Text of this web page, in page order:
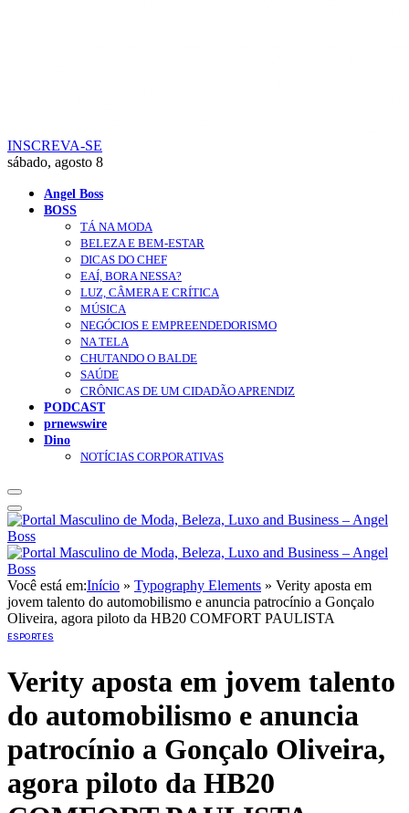
INSCREVA-SE
sábado, agosto 8
Angel Boss
BOSS
TÁ NA MODA
BELEZA E BEM-ESTAR
DICAS DO CHEF
EAÍ, BORA NESSA?
LUZ, CÂMERA E CRÍTICA
MÚSICA
NEGÓCIOS E EMPREENDEDORISMO
NA TELA
CHUTANDO O BALDE
SAÚDE
CRÔNICAS DE UM CIDADÃO APRENDIZ
PODCAST
prnewswire
Dino
NOTÍCIAS CORPORATIVAS
Você está em:Início » Typography Elements » Verity aposta em
jovem talento do automobilismo e anuncia patrocínio a Gonçalo
Oliveira, agora piloto da HB20 COMFORT PAULISTA
ESPORTES
Verity aposta em jovem talento
do automobilismo e anuncia
patrocínio a Gonçalo Oliveira,
agora piloto da HB20